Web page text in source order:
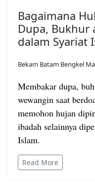
Bagaimana
Dupa, Bukhur
dalam Syariat
Bekam Batam Bengkel
Membakar dupa,
wewangin saat
memohon hujan
ibadah selainnya
Islam.
Read More